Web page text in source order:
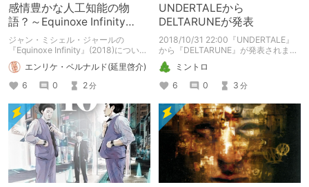
感情豊かな人工知能の物
語？～Equinoxe Infinity
/Jean-Michel Jarre
ジャン・ミシェル・ジャールの
『Equinoxe Infinity』(2018)につい
て。 「やがて機械がオリジナルの映
像や物語を作れるようになった時、何
が起こるのか？」 2025.3.15: e-
onkyo musicのリンク切れ差し替え
エンリケ・ベルナルド(延里啓介)
6
0 2分
UNDERTALEから
DELTARUNEが発表
2018/10/31 22:00『UNDERTALE』
から『DELTARUNE』が発表されまし
た。 UNDERTALEプレイ者向けのゲー
ムなので、ここではUNDERTALEをご
紹介申し上げます。
ミントロ
6
0 3 分